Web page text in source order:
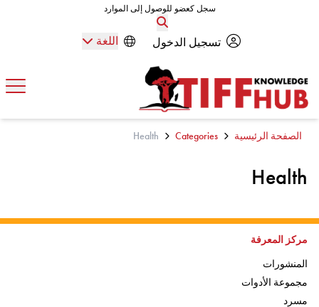
سجل كعضو للوصول إلى الموارد
سجل كعضو للوصول إلى الموارد
تسجيل الدخول اللغة
الصفحة الرئيسية Categories
Health
Health
اذهب إلى:
مركز المعرفة
المنشورات
مجموعة الأدوات
مسرد